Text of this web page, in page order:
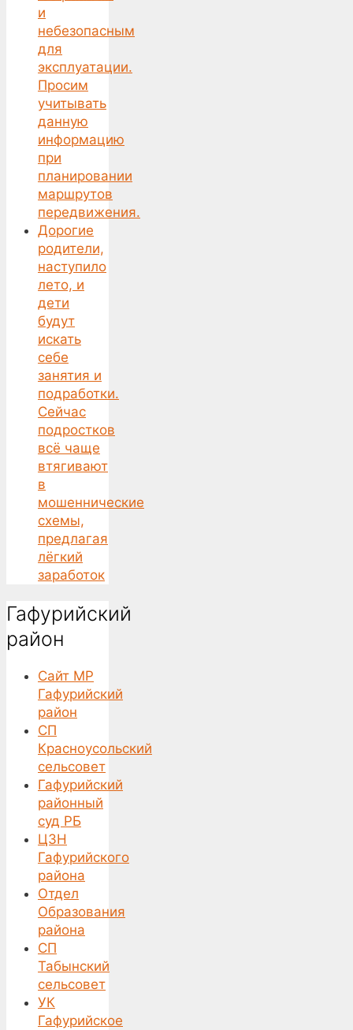
и
небезопасным
для
эксплуатации.
Просим
учитывать
данную
информацию
при
планировании
маршрутов
передвижения.
Дорогие
родители,
наступило
лето, и
дети
будут
искать
себе
занятия и
подработки.
Сейчас
подростков
всё чаще
втягивают
в
мошеннические
схемы,
предлагая
лёгкий
заработок
Гафурийский
район
Сайт МР
Гафурийский
район
СП
Красноусольский
сельсовет
Гафурийский
районный
суд РБ
ЦЗН
Гафурийского
района
Отдел
Образования
района
СП
Табынский
сельсовет
УК
Гафурийское